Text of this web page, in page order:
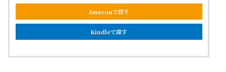
Amazonで探す
Kindleで探す